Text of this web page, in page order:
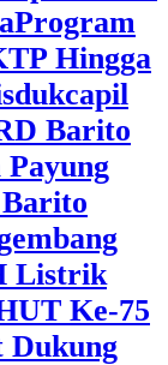
Program
Hingga
Barito
Listrik
Ke-75
Dukung